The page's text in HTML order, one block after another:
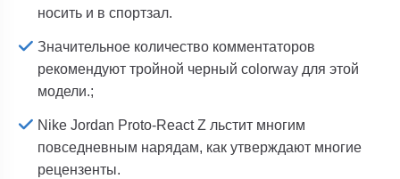
носить и в спортзал.
Значительное количество комментаторов
рекомендуют тройной черный colorway для этой
модели.;
Nike Jordan Proto-React Z льстит многим
повседневным нарядам, как утверждают многие
рецензенты.